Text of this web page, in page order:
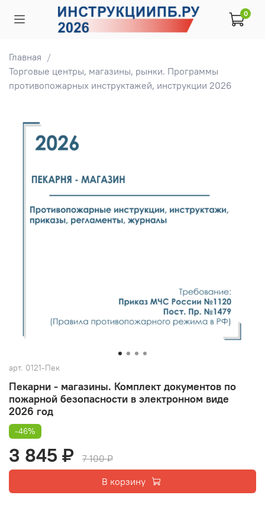
0
Главная
Торговые центры, магазины, рынки. Программы
противопожарных инструктажей, инструкции 2026
арт. 0121-Пек
Пекарни - магазины. Комплект документов по
пожарной безопасности в электронном виде
2026 год
-46%
3 845 ₽
7 100 ₽
В корзину